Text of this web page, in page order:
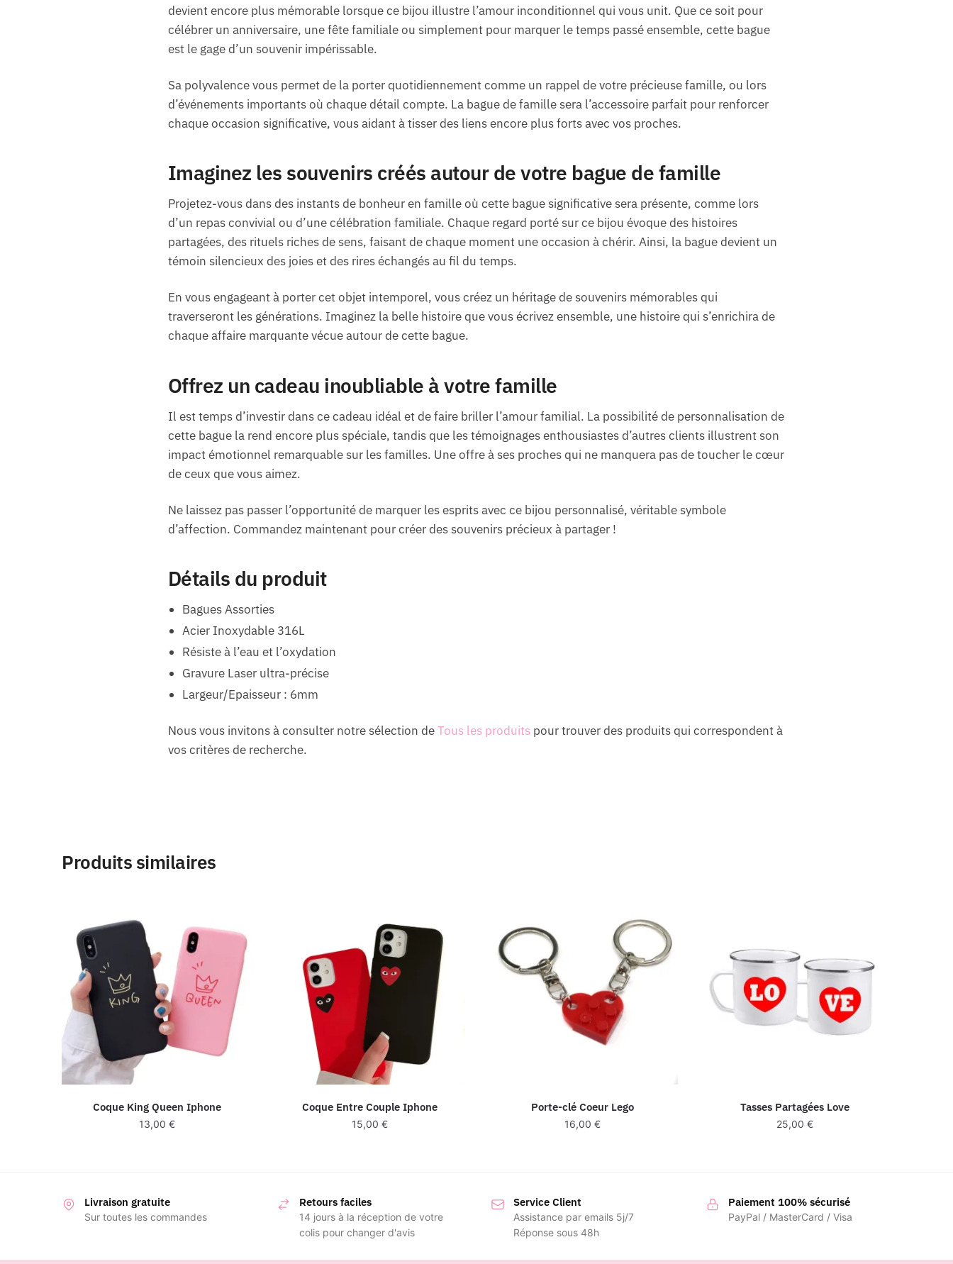
devient encore plus mémorable lorsque ce bijou illustre l’amour inconditionnel qui vous unit. Que ce soit pour
célébrer un anniversaire, une fête familiale ou simplement pour marquer le temps passé ensemble, cette bague
est le gage d’un souvenir impérissable.
Sa polyvalence vous permet de la porter quotidiennement comme un rappel de votre précieuse famille, ou lors
d’événements importants où chaque détail compte. La bague de famille sera l’accessoire parfait pour renforcer
chaque occasion significative, vous aidant à tisser des liens encore plus forts avec vos proches.
Imaginez les souvenirs créés autour de votre bague de famille
Projetez-vous dans des instants de bonheur en famille où cette bague significative sera présente, comme lors
d’un repas convivial ou d’une célébration familiale. Chaque regard porté sur ce bijou évoque des histoires
partagées, des rituels riches de sens, faisant de chaque moment une occasion à chérir. Ainsi, la bague devient un
témoin silencieux des joies et des rires échangés au fil du temps.
En vous engageant à porter cet objet intemporel, vous créez un héritage de souvenirs mémorables qui
traverseront les générations. Imaginez la belle histoire que vous écrivez ensemble, une histoire qui s’enrichira de
chaque affaire marquante vécue autour de cette bague.
Offrez un cadeau inoubliable à votre famille
Il est temps d’investir dans ce cadeau idéal et de faire briller l’amour familial. La possibilité de personnalisation de
cette bague la rend encore plus spéciale, tandis que les témoignages enthousiastes d’autres clients illustrent son
impact émotionnel remarquable sur les familles. Une offre à ses proches qui ne manquera pas de toucher le cœur
de ceux que vous aimez.
Ne laissez pas passer l’opportunité de marquer les esprits avec ce bijou personnalisé, véritable symbole
d’affection. Commandez maintenant pour créer des souvenirs précieux à partager !
Détails du produit
Bagues Assorties
Acier Inoxydable 316L
Résiste à l’eau et l’oxydation
Gravure Laser ultra-précise
Largeur/Epaisseur : 6mm
Nous vous invitons à consulter notre sélection deTous les produitspour trouver des produits qui correspondent à
vos critères de recherche.
Produits similaires
Coque King Queen Iphone
13,00€
Coque Entre Couple Iphone
15,00 €
Porte-clé Coeur Lego
16,00 €
Tasses Partagées Love
25,00 €
Livraison gratuite
Sur toutes les commandes
Retours faciles
14 jours à la réception de votre
colis pour changer d'avis
Service Client
Assistance par emails 5j/7
Réponse sous 48h
Paiement 100% sécurisé
PayPal / MasterCard / Visa